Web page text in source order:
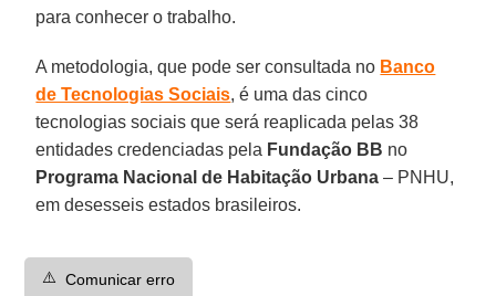
para conhecer o trabalho.
A metodologia, que pode ser consultada no Banco
de Tecnologias Sociais, é uma das cinco
tecnologias sociais que será reaplicada pelas 38
entidades credenciadas pela Fundação BB no
Programa Nacional de Habitação Urbana – PNHU,
em desesseis estados brasileiros.
⚠️ Comunicar erro